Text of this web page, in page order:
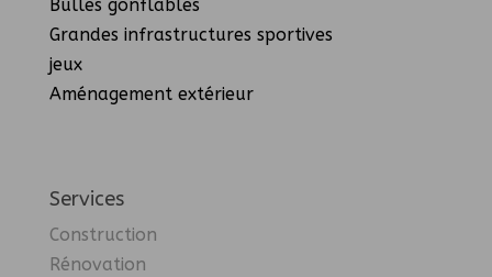
Bulles gonflables
Grandes infrastructures sportives
jeux
Aménagement extérieur
Services
Construction
Rénovation